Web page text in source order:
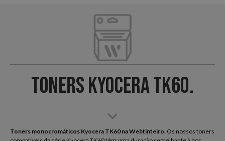
Toners Kyocera TK60.
Toners monocromáticos Kyocera TK60 na Webtinteiro. Os nossos toners